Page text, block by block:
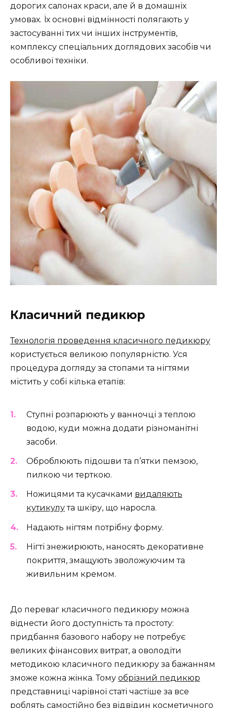
дорогих салонах краси, але й в домашніх
умовах. Їх основні відмінності полягають у
застосуванні тих чи інших інструментів,
комплексу спеціальних доглядових засобів чи
особливої техніки.
Класичний педикюр
Технологія проведення класичного педикюру
користується великою популярністю. Уся
процедура догляду за стопами та нігтями
містить у собі кілька етапів:
Ступні розпарюють у ванночці з теплою
водою, куди можна додати різноманітні
засоби.
Оброблюють підошви та п’ятки пемзою,
пилкою чи терткою.
Ножицями та кусачками видаляють
кутикулута шкіру, що наросла.
Надають нігтям потрібну форму.
Нігті знежирюють, наносять декоративне
покриття, змащують зволожуючим та
живильним кремом.
До переваг класичного педикюру можна
віднести його доступність та простоту:
придбання базового набору не потребує
великих фінансових витрат, а оволодіти
методикою класичного педикюру за бажанням
зможе кожна жінка. Тому обрізний педикюр
представниці чарівної статі частіше за все
роблять самостійно без відвідин косметичного